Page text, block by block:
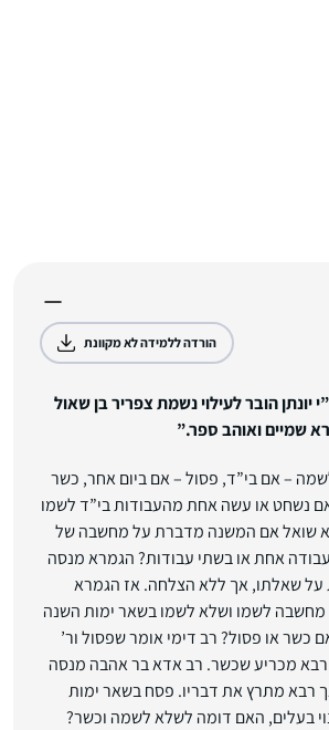
הורדה ללמידה לא מקוונת
יונתן הובר לעילוי נשמת צפריר בן שאול
שמיים ואוהב ספר.”
– אם בי”ד, פסול – אם ביום אחר, כשר
נשחט או עשה אחת מהעבודות בי”ד לשמו
שואל אם המשנה מדברת על מחשבה של
אחת או בשתי עבודות? הגמרא מנסה
על שאלתו, אך ללא הצלחה. אז הגמרא
לשמו ושלא לשמו בשאר ימות השנה
או פסול? רב דימי אומר שפסול ור’
רבא מכריע שכשר. רב אדא בר אהבה מנסה
רבא מתרץ את דבריו. פסח בשאר ימות
בעלים, האם דומה לשלא לשמה וכשר?